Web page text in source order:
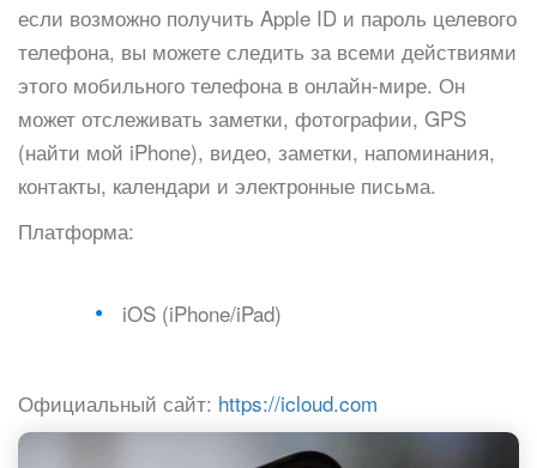
если возможно получить Apple ID и пароль целевого
телефона, вы можете следить за всеми действиями
этого мобильного телефона в онлайн-мире. Он
может отслеживать заметки, фотографии, GPS
(найти мой iPhone), видео, заметки, напоминания,
контакты, календари и электронные письма.
Платформа:
iOS (iPhone/iPad)
Официальный сайт: https://icloud.com